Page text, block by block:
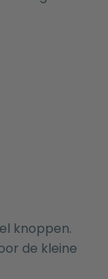
knoppen.
de kleine